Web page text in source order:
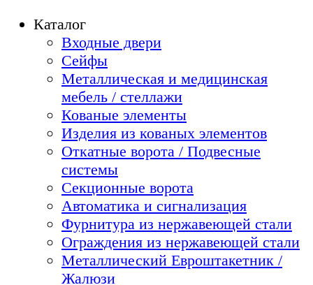
Каталог
Входные двери
Сейфы
Металлическая и медицинская
мебель / стеллажи
Кованые элементы
Изделия из кованых элементов
Откатные ворота / Подвесные
системы
Секционные ворота
Автоматика и сигнализация
Фурнитура из нержавеющей стали
Ограждения из нержавеющей стали
Металлический Евроштакетник /
Жалюзи